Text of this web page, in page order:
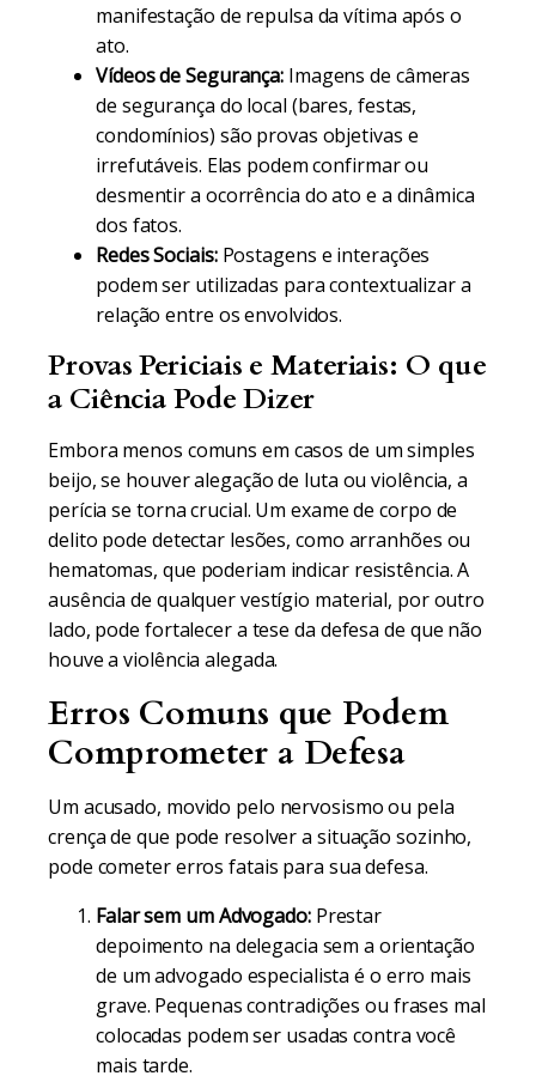
manifestação de repulsa da vítima após o
ato.
Vídeos de Segurança: Imagens de câmeras
de segurança do local (bares, festas,
condomínios) são provas objetivas e
irrefutáveis. Elas podem confirmar ou
desmentir a ocorrência do ato e a dinâmica
dos fatos.
Redes Sociais:Postagens e interações
podem ser utilizadas para contextualizar a
relação entre os envolvidos.
Provas Periciais e Materiais: O que
a Ciência Pode Dizer
Embora menos comuns em casos de um simples
beijo, se houver alegação de luta ou violência, a
perícia se torna crucial. Um exame de corpo de
delito pode detectar lesões, como arranhões ou
hematomas, que poderiam indicar resistência. A
ausência de qualquer vestígio material, por outro
lado, pode fortalecer a tese da defesa de que não
houve a violência alegada.
Erros Comuns que Podem
Comprometer a Defesa
Um acusado, movido pelo nervosismo ou pela
crença de que pode resolver a situação sozinho,
pode cometer erros fatais para sua defesa.
Falar sem um Advogado:Prestar
depoimento na delegacia sem a orientação
de um advogado especialista é o erro mais
grave. Pequenas contradições ou frases mal
colocadas podem ser usadas contra você
mais tarde.